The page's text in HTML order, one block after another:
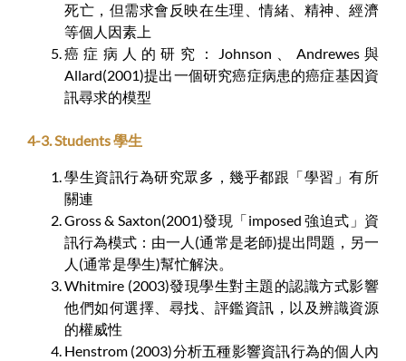
死亡，但需求會反映在生理、情緒、精神、經濟
等個人因素上
癌症病人的研究：Johnson、Andrewes與
Allard(2001)提出一個研究癌症病患的癌症基因資
訊尋求的模型
4-3. Students 學生
學生資訊行為研究眾多，幾乎都跟「學習」有所
關連
Gross & Saxton(2001)發現「imposed 強迫式」資
訊行為模式：由一人(通常是老師)提出問題，另一
人(通常是學生)幫忙解決。
Whitmire (2003)發現學生對主題的認識方式影響
他們如何選擇、尋找、評鑑資訊，以及辨識資源
的權威性
Henstrom (2003)分析五種影響資訊行為的個人內